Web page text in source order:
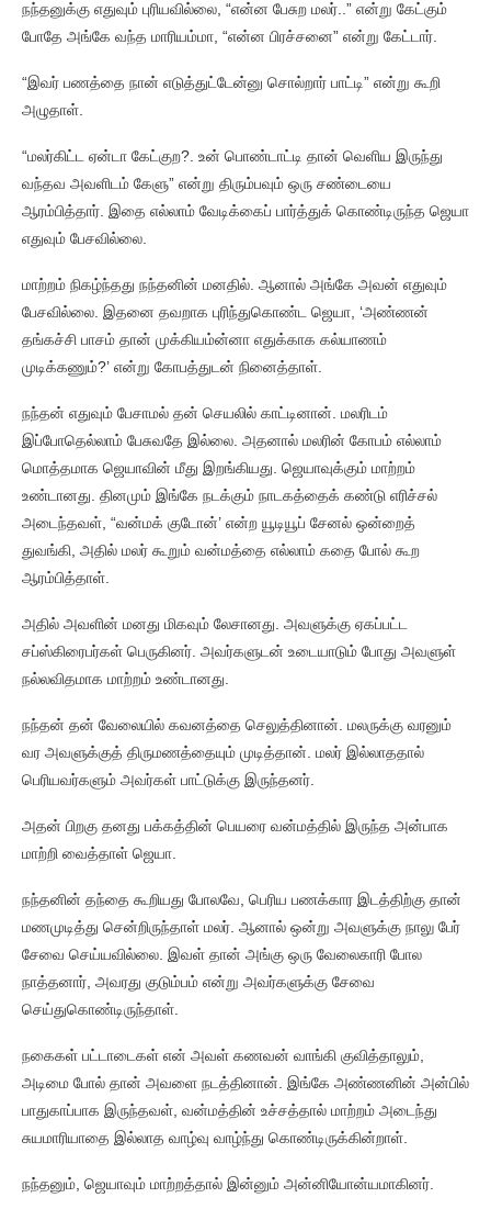
நந்தனுக்கு எதுவும் புரியவில்லை, “என்ன பேசுற மலர்..” என்று கேட்கும்
போதே அங்கே வந்த மாரியம்மா, “என்ன பிரச்சனை” என்று கேட்டார்.
“இவர் பணத்தை நான் எடுத்துட்டேன்னு சொல்றார் பாட்டி” என்று கூறி
அழுதாள்.
“மலர்கிட்ட ஏன்டா கேட்குற?. உன் பொண்டாட்டி தான் வெளிய இருந்து
வந்தவ அவளிடம் கேளு” என்று திரும்பவும் ஒரு சண்டையை
ஆரம்பித்தார். இதை எல்லாம் வேடிக்கைப் பார்த்துக் கொண்டிருந்த ஜெயா
எதுவும் பேசவில்லை.
மாற்றம் நிகழ்ந்தது நந்தனின் மனதில். ஆனால் அங்கே அவன் எதுவும்
பேசவில்லை. இதனை தவறாக புரிந்துகொண்ட ஜெயா, ‘அண்ணன்
தங்கச்சி பாசம் தான் முக்கியம்ன்னா எதுக்காக கல்யாணம்
முடிக்கணும்?’ என்று கோபத்துடன் நினைத்தாள்.
நந்தன் எதுவும் பேசாமல் தன் செயலில் காட்டினான். மலரிடம்
இப்போதெல்லாம் பேசுவதே இல்லை. அதனால் மலரின் கோபம் எல்லாம்
மொத்தமாக ஜெயாவின் மீது இறங்கியது. ஜெயாவுக்கும் மாற்றம்
உண்டானது. தினமும் இங்கே நடக்கும் நாடகத்தைக் கண்டு எரிச்சல்
அடைந்தவள், “வன்மக் குடோன்’ என்ற யூடியூப் சேனல் ஒன்றைத்
துவங்கி, அதில் மலர் கூறும் வன்மத்தை எல்லாம் கதை போல் கூற
ஆரம்பித்தாள்.
அதில் அவளின் மனது மிகவும் லேசானது. அவளுக்கு ஏகப்பட்ட
சப்ஸ்கிரைபர்கள் பெருகினர். அவர்களுடன் உடையாடும் போது அவளுள்
நல்லவிதமாக மாற்றம் உண்டானது.
நந்தன் தன் வேலையில் கவனத்தை செலுத்தினான். மலருக்கு வரனும்
வர அவளுக்குத் திருமணத்தையும் முடித்தான். மலர் இல்லாததால்
பெரியவர்களும் அவர்கள் பாட்டுக்கு இருந்தனர்.
அதன் பிறகு தனது பக்கத்தின் பெயரை வன்மத்தில் இருந்த அன்பாக
மாற்றி வைத்தாள் ஜெயா.
நந்தனின் தந்தை கூறியது போலவே, பெரிய பணக்கார இடத்திற்கு தான்
மணமுடித்து சென்றிருந்தாள் மலர். ஆனால் ஒன்று அவளுக்கு நாலு பேர்
சேவை செய்யவில்லை. இவள் தான் அங்கு ஒரு வேலைகாரி போல
நாத்தனார், அவரது குடும்பம் என்று அவர்களுக்கு சேவை
செய்துகொண்டிருந்தாள்.
நகைகள் பட்டாடைகள் என் அவள் கணவன் வாங்கி குவித்தாலும்,
அடிமை போல் தான் அவளை நடத்தினான். இங்கே அண்ணனின் அன்பில்
பாதுகாப்பாக இருந்தவள், வன்மத்தின் உச்சத்தால் மாற்றம் அடைந்து
சுயமாரியாதை இல்லாத வாழ்வு வாழ்ந்து கொண்டிருக்கின்றாள்.
நந்தனும், ஜெயாவும் மாற்றத்தால் இன்னும் அன்னியோன்யமாகினர்.